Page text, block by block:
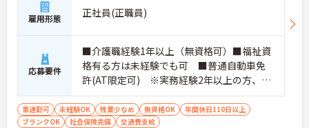
雇用形態 正社員(正職員)
応募要件
■介護職経験1年以上（無資格可）■福祉資
格有る方は未経験でも可 ■普通自動車免
許(AT限定可) ※実務経験2年以上の方、障
がい者福祉に関する経験をお持ちの方大歓
迎
車通勤可 未経験OK 残業少なめ 無資格OK
年間休日110日以上
ブランクOK
社会保険完備 交通費支給